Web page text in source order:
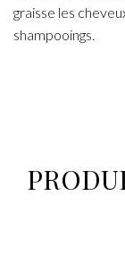
graisse les
shampooings.